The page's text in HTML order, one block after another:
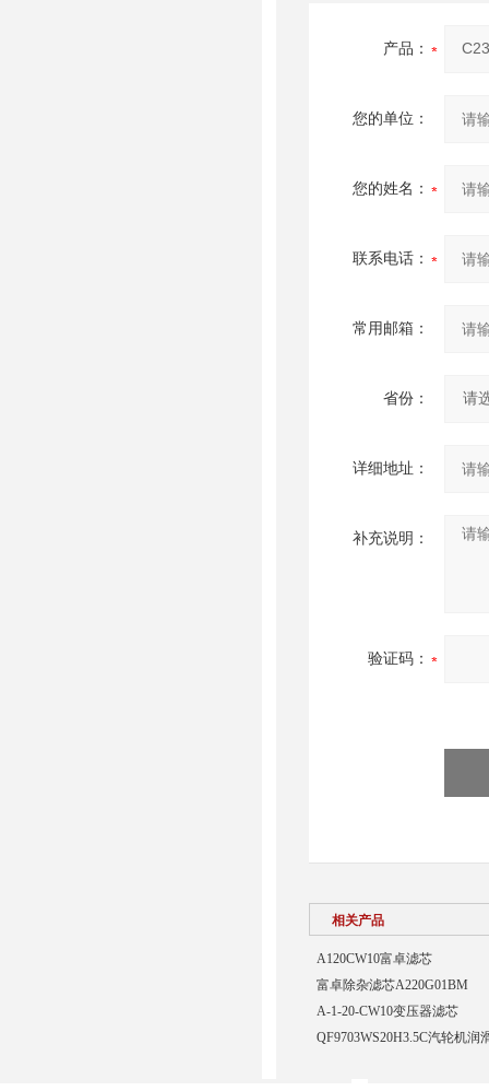
产品：
您的单位：
您的姓名：
联系电话：
常用邮箱：
省份：
详细地址：
补充说明：
验证码：
相关产品
A120CW10富卓滤芯
富卓除杂滤芯A220G01BM
A-1-20-CW10变压器滤芯
QF9703WS20H3.5C汽轮机润